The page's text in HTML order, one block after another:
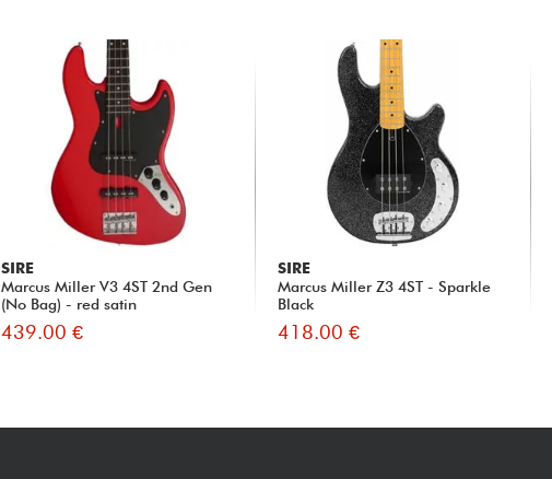
SIRE
Marcus Miller V3 4ST 2nd Gen
(No Bag) - red satin
439.00 €
SIRE
Marcus Miller Z3 4ST - Sparkle
Black
418.00 €